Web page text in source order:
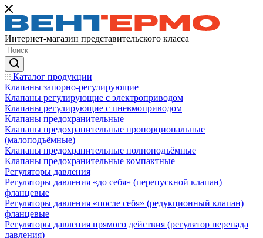
Интернет-магазин представительского класса
Каталог продукции
Клапаны запорно-регулирующие
Клапаны регулирующие с электроприводом
Клапаны регулирующие с пневмоприводом
Клапаны предохранительные
Клапаны предохранительные пропорциональные
(малоподъёмные)
Клапаны предохранительные полноподъёмные
Клапаны предохранительные компактные
Регуляторы давления
Регуляторы давления «до себя» (перепускной клапан)
фланцевые
Регуляторы давления «после себя» (редукционный клапан)
фланцевые
Регуляторы давления прямого действия (регулятор перепада
давления)